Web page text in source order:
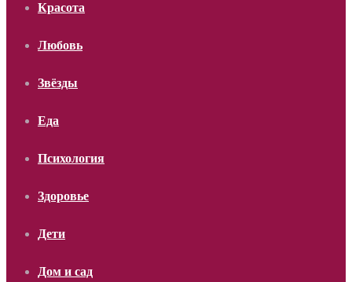
Красота
Любовь
Звёзды
Еда
Психология
Здоровье
Дети
Дом и сад